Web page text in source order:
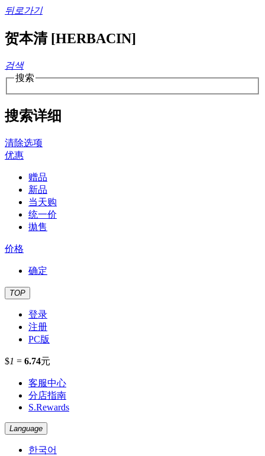
뒤로가기
贺本清 [HERBACIN]
검색
搜索
搜索详细
清除选项
优惠
赠品
新品
当天购
统一价
拋售
价格
确定
TOP
登录
注册
PC版
$1 = 6.74元
客服中心
分店指南
S.Rewards
Language
한국어